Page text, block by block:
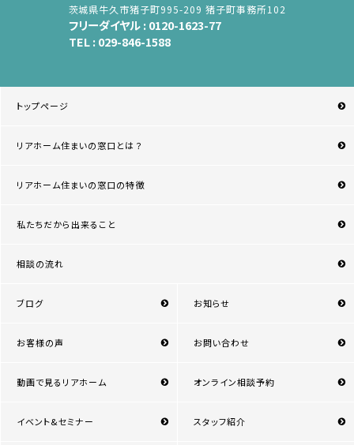
茨城県牛久市猪子町995-209 猪子町事務所102
フリーダイヤル : 0120-1623-77
TEL : 029-846-1588
トップページ
リアホーム住まいの窓口とは？
リアホーム住まいの窓口の特徴
私たちだから出来ること
相談の流れ
ブログ
お客様の声
動画で見るリアホーム
イベント&セミナー
お知らせ
お問い合わせ
オンライン相談予約
スタッフ紹介